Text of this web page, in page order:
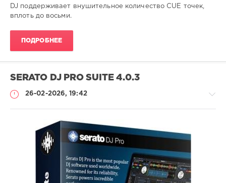
DJ поддерживает внушительное количество CUE точек,
вплоть до восьми.
ПОДРОБНЕЕ
SERATO DJ PRO SUITE 4.0.3
26-02-2026, 19:42
Софт